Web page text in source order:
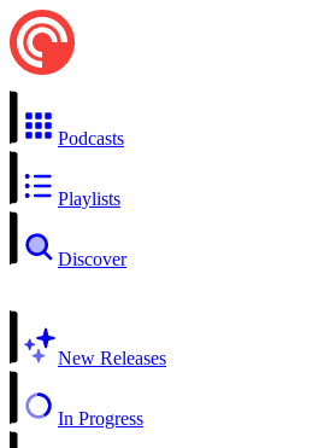
Podcasts
Playlists
Discover
New Releases
In Progress